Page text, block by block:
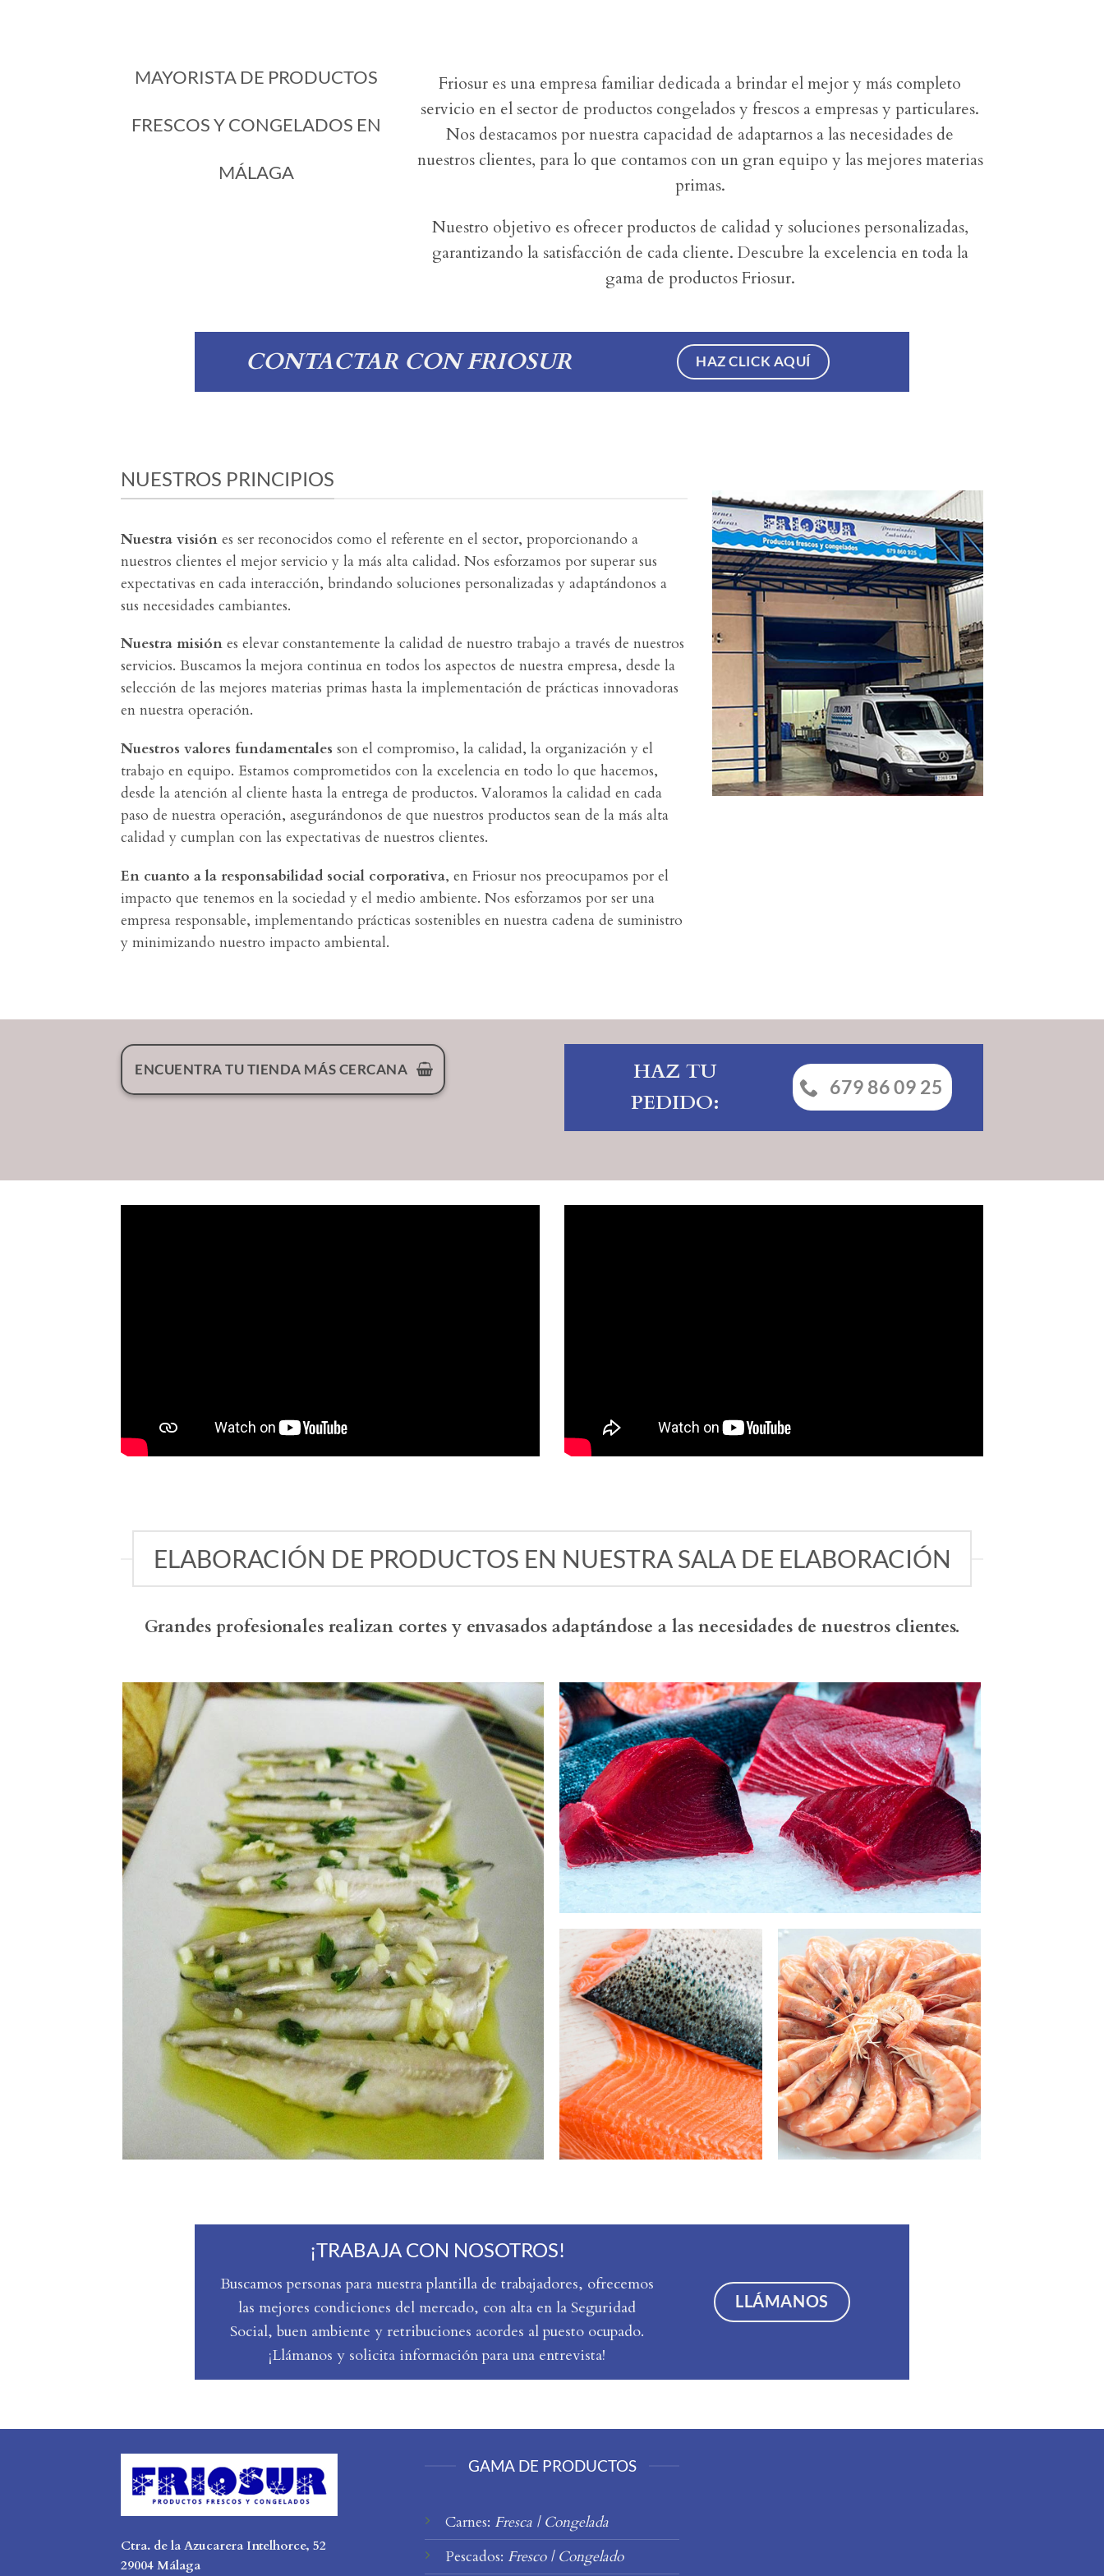
MAYORISTA DE PRODUCTOS
FRESCOS Y CONGELADOS EN
MÁLAGA
Friosur es una empresa familiar dedicada a brindar el mejor y más completo
servicio en el sector de productos congelados y frescos a empresas y particulares.
Nos destacamos por nuestra capacidad de adaptarnos a las necesidades de
nuestros clientes, para lo que contamos con un gran equipo y las mejores materias
primas.
Nuestro objetivo es ofrecer productos de calidad y soluciones personalizadas,
garantizando la satisfacción de cada cliente. Descubre la excelencia en toda la
gama de productos Friosur.
CONTACTAR CON FRIOSUR HAZ CLICK AQUÍ
NUESTROS PRINCIPIOS
Nuestra visión es ser reconocidos como el referente en el sector, proporcionando a
nuestros clientes el mejor servicio y la más alta calidad. Nos esforzamos por superar sus
expectativas en cada interacción, brindando soluciones personalizadas y adaptándonos a
sus necesidades cambiantes.
Nuestra misión es elevar constantemente la calidad de nuestro trabajo a través de nuestros
servicios. Buscamos la mejora continua en todos los aspectos de nuestra empresa, desde la
selección de las mejores materias primas hasta la implementación de prácticas innovadoras
en nuestra operación.
Nuestros valores fundamentales son el compromiso, la calidad, la organización y el
trabajo en equipo. Estamos comprometidos con la excelencia en todo lo que hacemos,
desde la atención al cliente hasta la entrega de productos. Valoramos la calidad en cada
paso de nuestra operación, asegurándonos de que nuestros productos sean de la más alta
calidad y cumplan con las expectativas de nuestros clientes.
En cuanto a la responsabilidad social corporativa, en Friosur nos preocupamos por el
impacto que tenemos en la sociedad y el medio ambiente. Nos esforzamos por ser una
empresa responsable, implementando prácticas sostenibles en nuestra cadena de suministro
y minimizando nuestro impacto ambiental.
ENCUENTRA TU TIENDA MÁS CERCANA
HAZ TU
PEDIDO:
679 86 09 25
ELABORACIÓN DE PRODUCTOS EN NUESTRA SALA DE ELABORACIÓN
Grandes profesionales realizan cortes y envasados adaptándose a las necesidades de nuestros clientes.
¡TRABAJA CON NOSOTROS!
Buscamos personas para nuestra plantilla de trabajadores, ofrecemos
las mejores condiciones del mercado, con alta en la Seguridad
Social, buen ambiente y retribuciones acordes al puesto ocupado.
¡Llámanos y solicita información para una entrevista!
LLÁMANOS
Ctra. de la Azucarera Intelhorce, 52
29004 Málaga
GAMA DE PRODUCTOS
Carnes: Fresca| Congelada
Pescados: Fresco| Congelado